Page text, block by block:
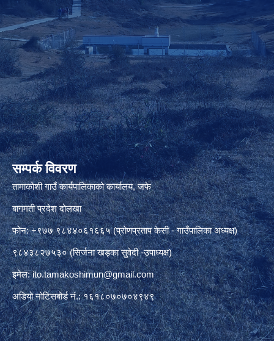
सम्पर्क विवरण
तामाकोशी गाउँ कार्यपालिकाको कार्यालय, जफे
बागमती प्रदेश दोलखा
फोन: +९७७ ९८४४०६१६६५ (प्रोणप्रताप केसी - गाउँपालिका अध्यक्ष)
९८४३८२७५३० (सिर्जना खड्का सुवेदी -उपाध्यक्ष)
इमेल:ito.tamakoshimun@gmail.com
अडियो नोटिसबोर्ड नं.: १६१८०७०७०४९४९